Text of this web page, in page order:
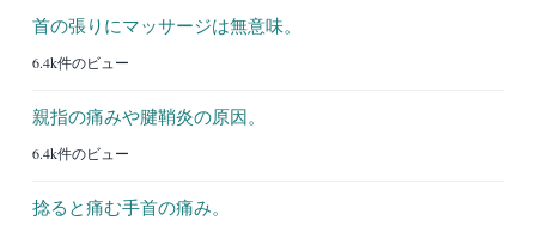
首の張りにマッサージは無意味。
6.4k件のビュー
親指の痛みや腱鞘炎の原因。
6.4k件のビュー
捻ると痛む手首の痛み。